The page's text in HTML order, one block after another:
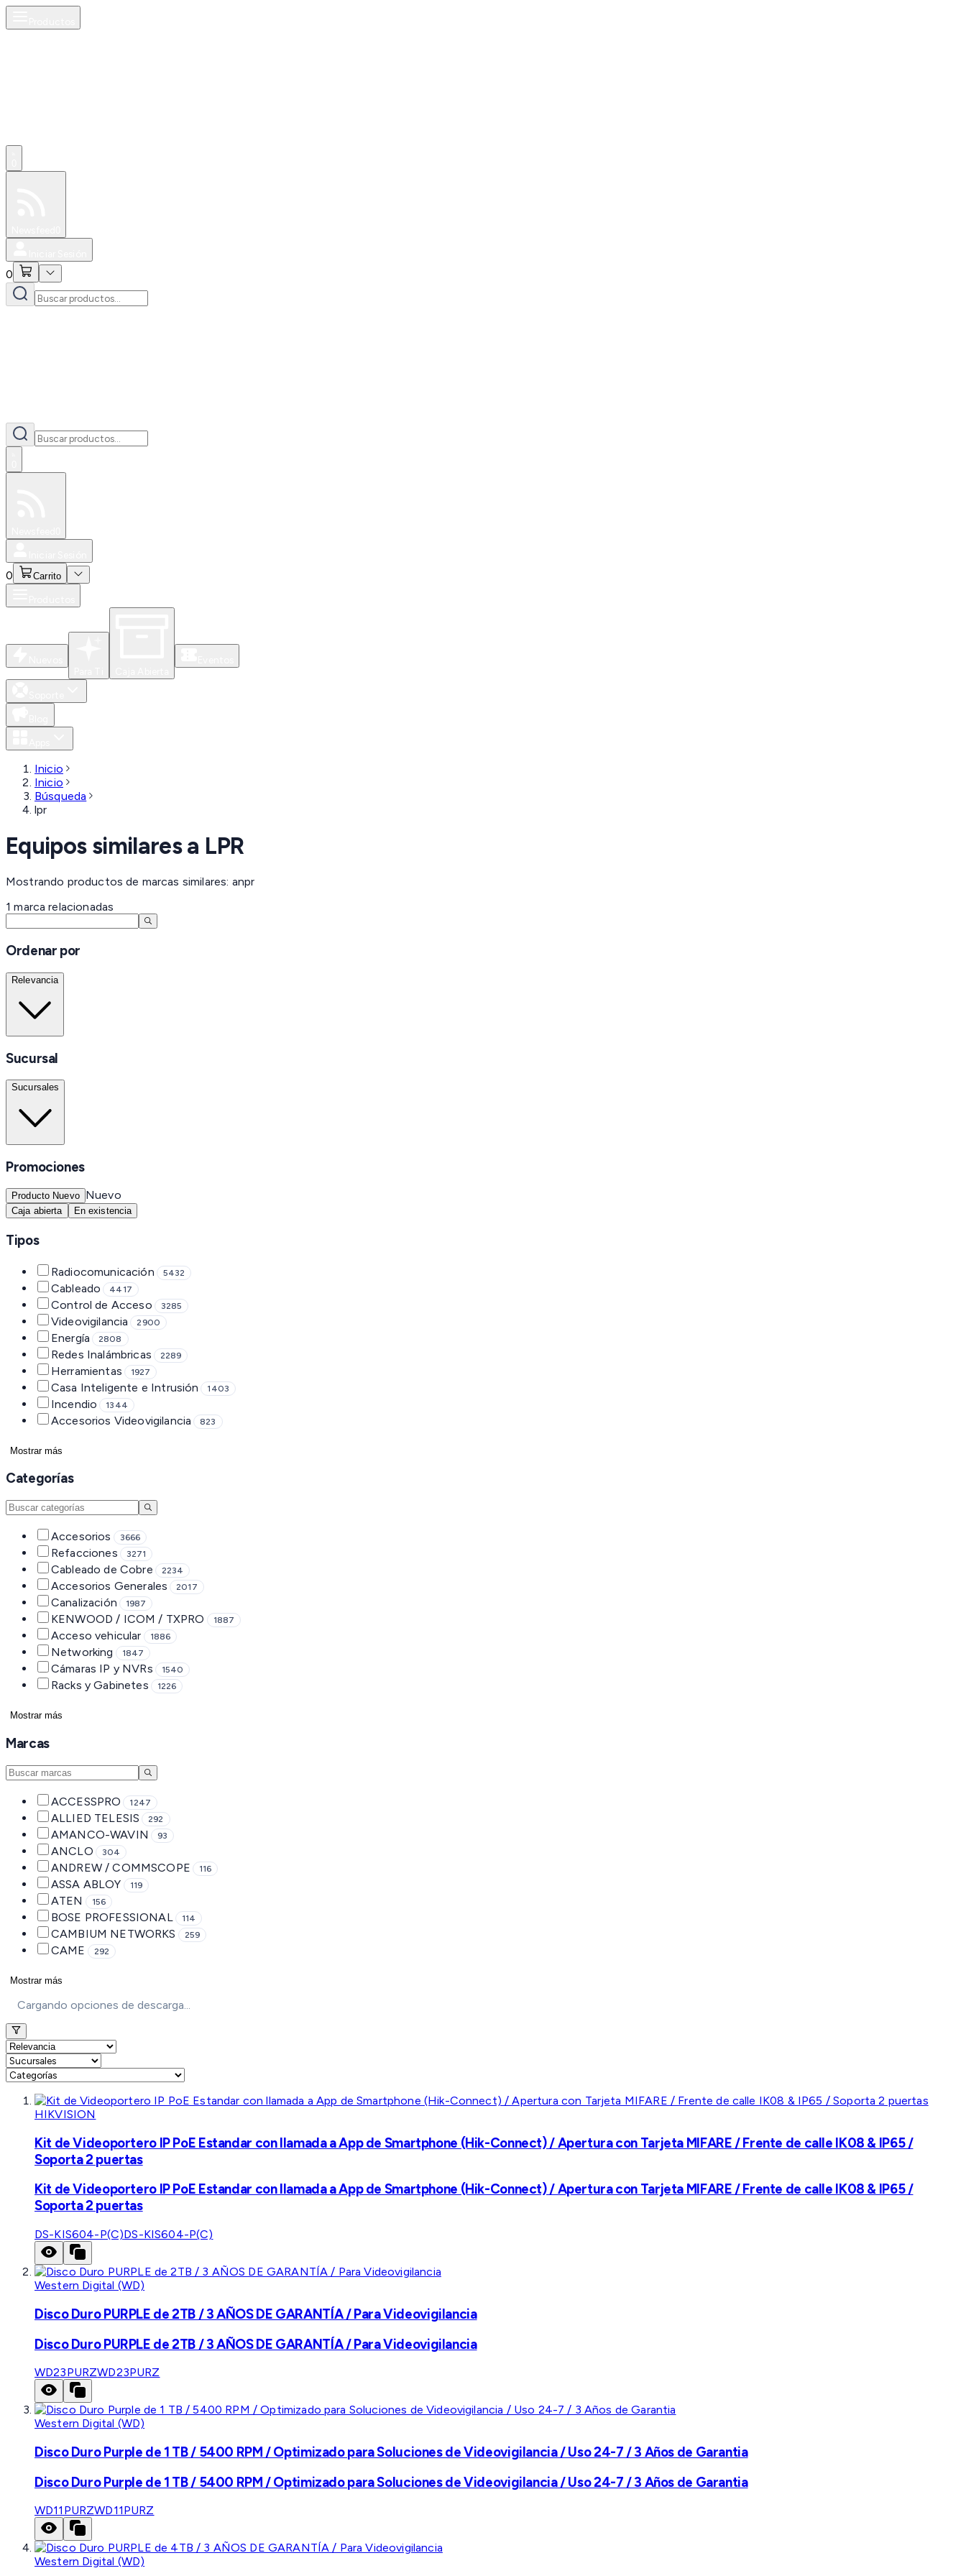
0
0 Carrito
Inicio
Inicio
Búsqueda
lpr
Equipos similares a LPR
Mostrando productos de marcas similares: anpr
1 marca relacionadas
Ordenar por
Relevancia
Sucursal
Sucursales
Promociones
Producto Nuevo Nuevo
Caja abierta En existencia
Tipos
Radiocomunicación 5432
Cableado 4417
Control de Acceso 3285
Videovigilancia 2900
Energía 2808
Redes Inalámbricas 2289
Herramientas 1927
Casa Inteligente e Intrusión 1403
Incendio 1344
Accesorios Videovigilancia 823
Mostrar más
Categorías
Accesorios 3666
Refacciones 3271
Cableado de Cobre 2234
Accesorios Generales 2017
Canalización 1987
KENWOOD / ICOM / TXPRO 1887
Acceso vehicular 1886
Networking 1847
Cámaras IP y NVRs 1540
Racks y Gabinetes 1226
Mostrar más
Marcas
ACCESSPRO 1247
ALLIED TELESIS 292
AMANCO-WAVIN 93
ANCLO 304
ANDREW / COMMSCOPE 116
ASSA ABLOY 119
ATEN 156
BOSE PROFESSIONAL 114
CAMBIUM NETWORKS 259
CAME 292
Mostrar más
Cargando opciones de descarga...
HIKVISION
Kit de Videoportero IP PoE Estandar con llamada a App de Smartphone (Hik-Connect) / Apertura con Tarjeta MIFARE / Frente de calle IK08 & IP65 /
Soporta 2 puertas
Kit de Videoportero IP PoE Estandar con llamada a App de Smartphone (Hik-Connect) / Apertura con Tarjeta MIFARE / Frente de calle IK08 & IP65 /
Soporta 2 puertas
DS-KIS604-P(C)DS-KIS604-P(C)
Western Digital (WD)
Disco Duro PURPLE de 2TB / 3 AÑOS DE GARANTÍA / Para Videovigilancia
Disco Duro PURPLE de 2TB / 3 AÑOS DE GARANTÍA / Para Videovigilancia
WD23PURZWD23PURZ
Western Digital (WD)
Disco Duro Purple de 1 TB / 5400 RPM / Optimizado para Soluciones de Videovigilancia / Uso 24-7 / 3 Años de Garantia
Disco Duro Purple de 1 TB / 5400 RPM / Optimizado para Soluciones de Videovigilancia / Uso 24-7 / 3 Años de Garantia
WD11PURZWD11PURZ
Western Digital (WD)